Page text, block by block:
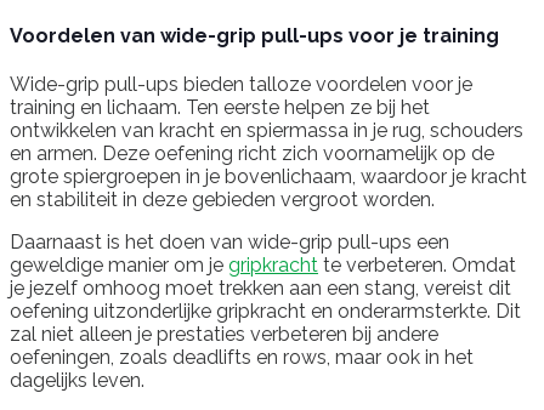
Voordelen van wide-grip pull-ups voor je training
Wide-grip pull-ups bieden talloze voordelen voor je
training en lichaam. Ten eerste helpen ze bij het
ontwikkelen van kracht en spiermassa in je rug, schouders
en armen. Deze oefening richt zich voornamelijk op de
grote spiergroepen in je bovenlichaam, waardoor je kracht
en stabiliteit in deze gebieden vergroot worden.
Daarnaast is het doen van wide-grip pull-ups een
geweldige manier om je gripkracht te verbeteren. Omdat
je jezelf omhoog moet trekken aan een stang, vereist dit
oefening uitzonderlijke gripkracht en onderarmsterkte. Dit
zal niet alleen je prestaties verbeteren bij andere
oefeningen, zoals deadlifts en rows, maar ook in het
dagelijks leven.